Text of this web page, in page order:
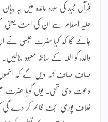
قرآن مجید کی سورہ مائدہ میں یہ
علیہ السلام سے ان کی امت یعنی
جائے گا کہ کیا حضرت عیسیٰ نے ان
والدہ کو اللہ کے ساتھ معبود
صاف صاف کہہ دیں گے کہ انھوں
دعوت دی تھی۔ یوں گویا حضرت
خلاف پوری حجت قائم کر دے گی